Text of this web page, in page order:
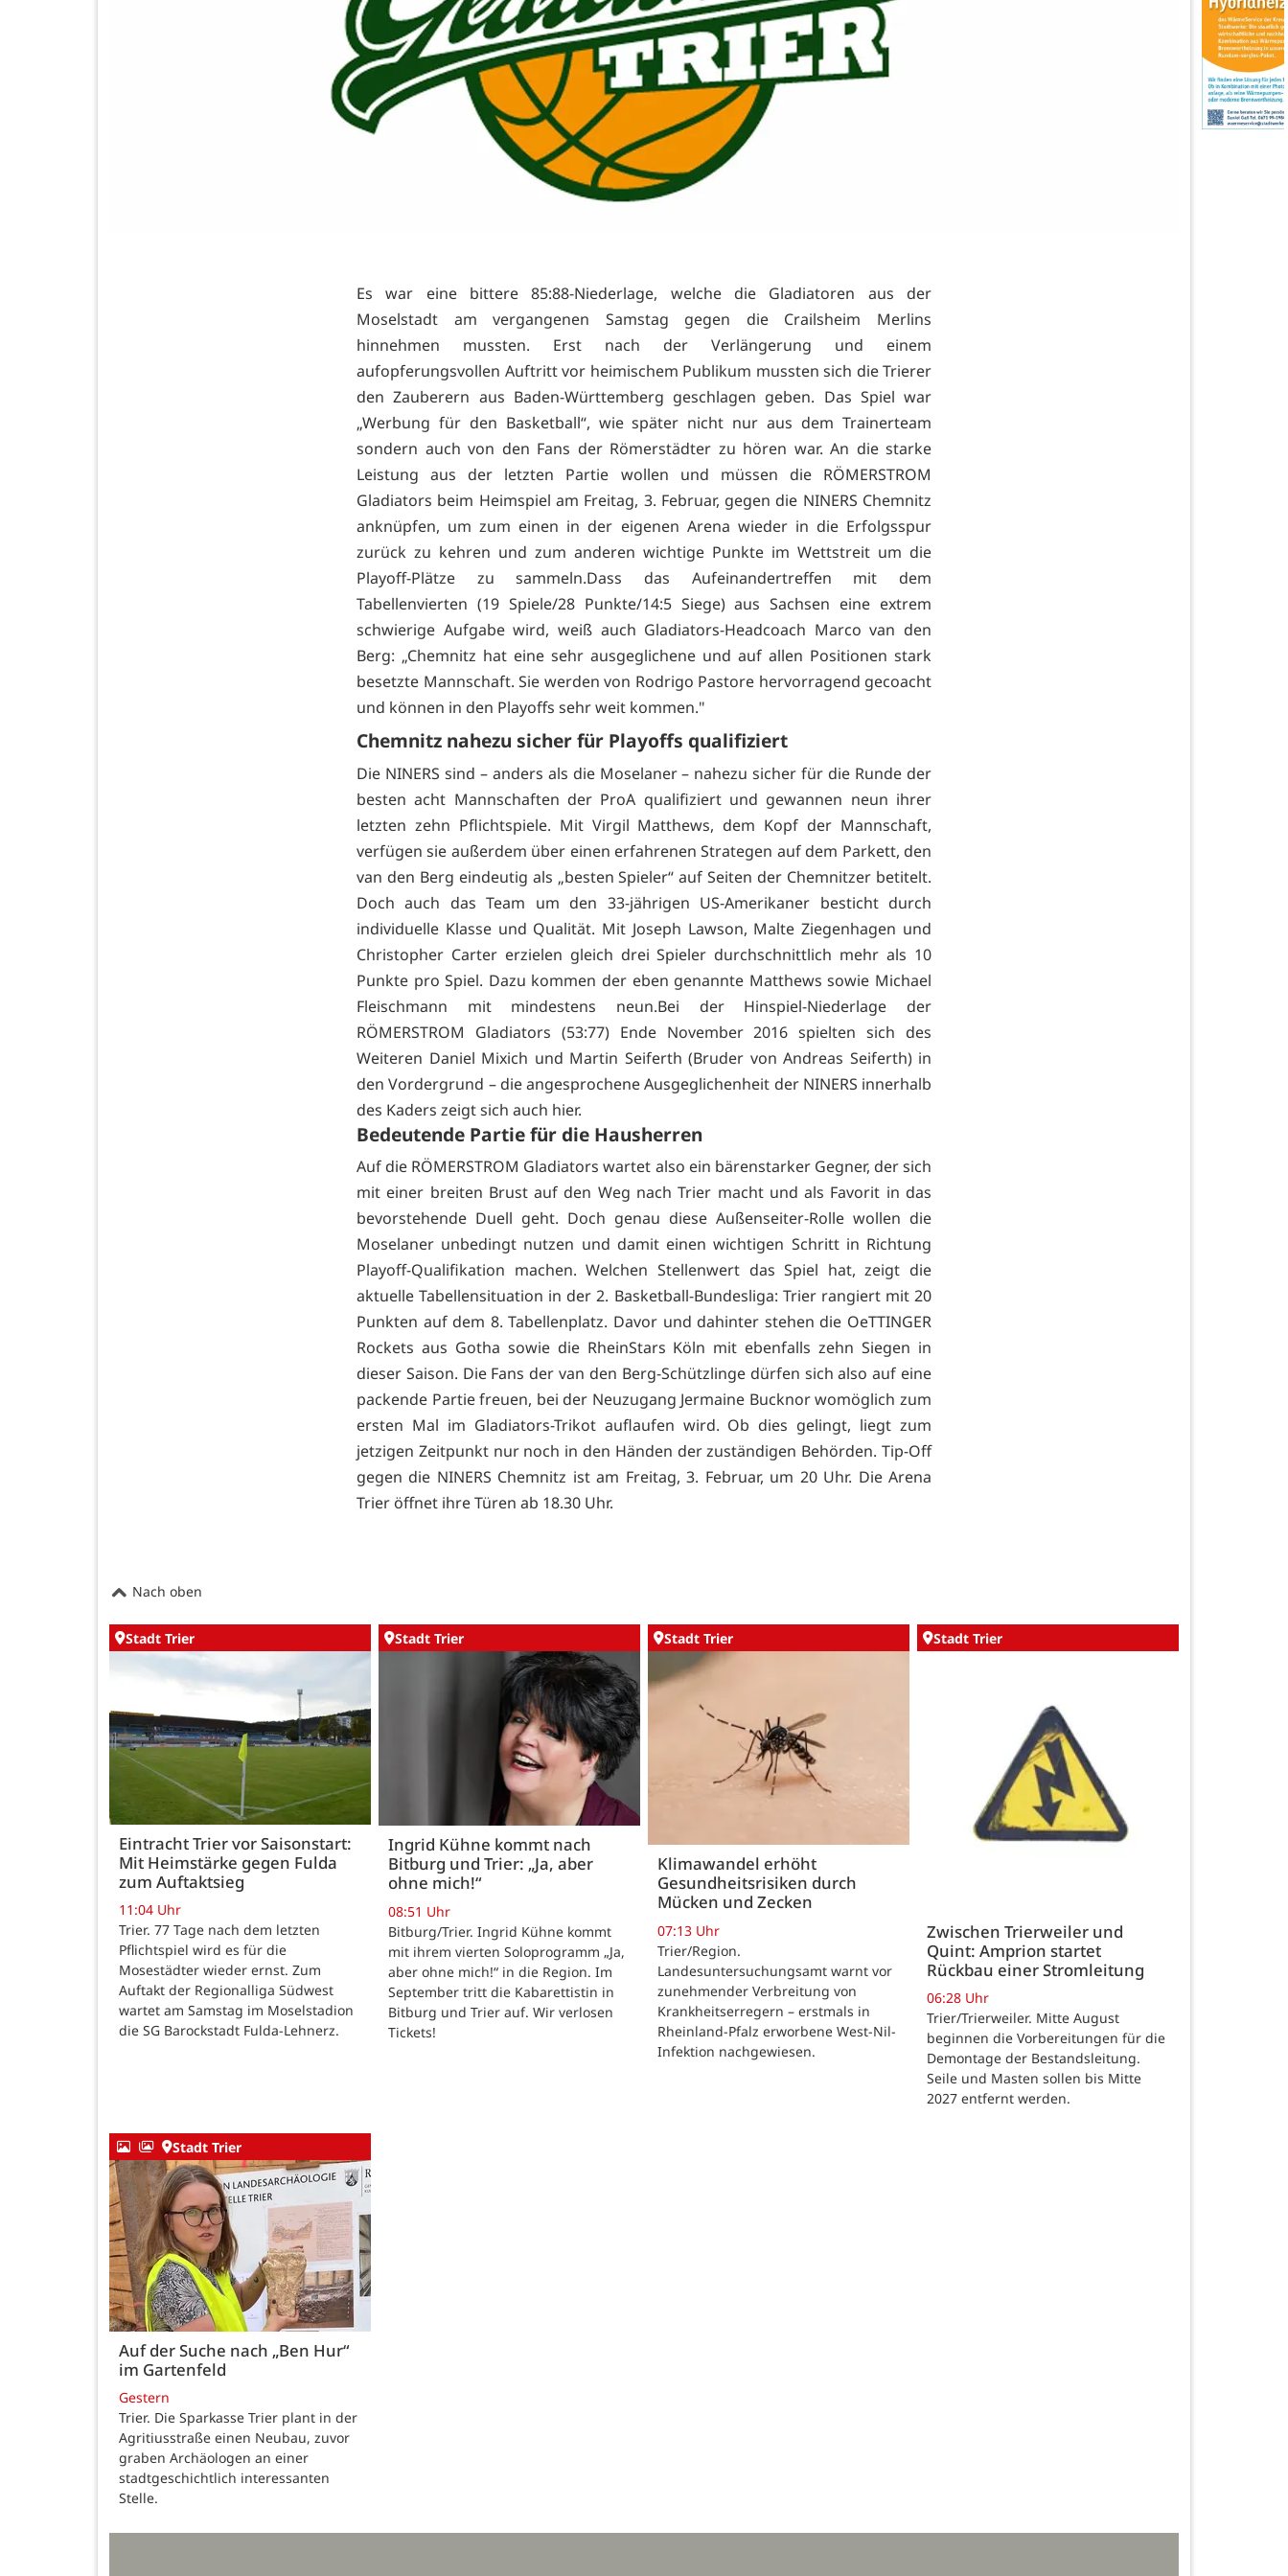
Es war eine bittere 85:88-Niederlage, welche die Gladiatoren aus der
Moselstadt am vergangenen Samstag gegen die Crailsheim Merlins
hinnehmen mussten. Erst nach der Verlängerung und einem
aufopferungsvollen Auftritt vor heimischem Publikum mussten sich die Trierer
den Zauberern aus Baden-Württemberg geschlagen geben. Das Spiel war
„Werbung für den Basketball“, wie später nicht nur aus dem Trainerteam
sondern auch von den Fans der Römerstädter zu hören war. An die starke
Leistung aus der letzten Partie wollen und müssen die RÖMERSTROM
Gladiators beim Heimspiel am Freitag, 3. Februar, gegen die NINERS Chemnitz
anknüpfen, um zum einen in der eigenen Arena wieder in die Erfolgsspur
zurück zu kehren und zum anderen wichtige Punkte im Wettstreit um die
Playoff-Plätze zu sammeln.Dass das Aufeinandertreffen mit dem
Tabellenvierten (19 Spiele/28 Punkte/14:5 Siege) aus Sachsen eine extrem
schwierige Aufgabe wird, weiß auch Gladiators-Headcoach Marco van den
Berg: „Chemnitz hat eine sehr ausgeglichene und auf allen Positionen stark
besetzte Mannschaft. Sie werden von Rodrigo Pastore hervorragend gecoacht
und können in den Playoffs sehr weit kommen."
Chemnitz nahezu sicher für Playoffs qualifiziert
Die NINERS sind – anders als die Moselaner – nahezu sicher für die Runde der
besten acht Mannschaften der ProA qualifiziert und gewannen neun ihrer
letzten zehn Pflichtspiele. Mit Virgil Matthews, dem Kopf der Mannschaft,
verfügen sie außerdem über einen erfahrenen Strategen auf dem Parkett, den
van den Berg eindeutig als „besten Spieler“ auf Seiten der Chemnitzer betitelt.
Doch auch das Team um den 33-jährigen US-Amerikaner besticht durch
individuelle Klasse und Qualität. Mit Joseph Lawson, Malte Ziegenhagen und
Christopher Carter erzielen gleich drei Spieler durchschnittlich mehr als 10
Punkte pro Spiel. Dazu kommen der eben genannte Matthews sowie Michael
Fleischmann mit mindestens neun.Bei der Hinspiel-Niederlage der
RÖMERSTROM Gladiators (53:77) Ende November 2016 spielten sich des
Weiteren Daniel Mixich und Martin Seiferth (Bruder von Andreas Seiferth) in
den Vordergrund – die angesprochene Ausgeglichenheit der NINERS innerhalb
des Kaders zeigt sich auch hier.
Bedeutende Partie für die Hausherren
Auf die RÖMERSTROM Gladiators wartet also ein bärenstarker Gegner, der sich
mit einer breiten Brust auf den Weg nach Trier macht und als Favorit in das
bevorstehende Duell geht. Doch genau diese Außenseiter-Rolle wollen die
Moselaner unbedingt nutzen und damit einen wichtigen Schritt in Richtung
Playoff-Qualifikation machen. Welchen Stellenwert das Spiel hat, zeigt die
aktuelle Tabellensituation in der 2. Basketball-Bundesliga: Trier rangiert mit 20
Punkten auf dem 8. Tabellenplatz. Davor und dahinter stehen die OeTTINGER
Rockets aus Gotha sowie die RheinStars Köln mit ebenfalls zehn Siegen in
dieser Saison. Die Fans der van den Berg-Schützlinge dürfen sich also auf eine
packende Partie freuen, bei der Neuzugang Jermaine Bucknor womöglich zum
ersten Mal im Gladiators-Trikot auflaufen wird. Ob dies gelingt, liegt zum
jetzigen Zeitpunkt nur noch in den Händen der zuständigen Behörden. Tip-Off
gegen die NINERS Chemnitz ist am Freitag, 3. Februar, um 20 Uhr. Die Arena
Trier öffnet ihre Türen ab 18.30 Uhr.
Nach oben
Stadt Trier
Eintracht Trier vor Saisonstart:
Mit Heimstärke gegen Fulda
zum Auftaktsieg
11:04 Uhr
Trier. 77 Tage nach dem letzten
Pflichtspiel wird es für die
Mosestädter wieder ernst. Zum
Auftakt der Regionalliga Südwest
wartet am Samstag im Moselstadion
die SG Barockstadt Fulda-Lehnerz.
Stadt Trier
Ingrid Kühne kommt nach
Bitburg und Trier: „Ja, aber
ohne mich!“
08:51 Uhr
Bitburg/Trier. Ingrid Kühne kommt
mit ihrem vierten Soloprogramm „Ja,
aber ohne mich!“ in die Region. Im
September tritt die Kabarettistin in
Bitburg und Trier auf. Wir verlosen
Tickets!
Stadt Trier
Klimawandel erhöht
Gesundheitsrisiken durch
Mücken und Zecken
07:13 Uhr
Trier/Region.
Landesuntersuchungsamt warnt vor
zunehmender Verbreitung von
Krankheitserregern – erstmals in
Rheinland-Pfalz erworbene West-Nil-
Infektion nachgewiesen.
Stadt Trier
Zwischen Trierweiler und
Quint: Amprion startet
Rückbau einer Stromleitung
06:28 Uhr
Trier/Trierweiler. Mitte August
beginnen die Vorbereitungen für die
Demontage der Bestandsleitung.
Seile und Masten sollen bis Mitte
2027 entfernt werden.
Stadt Trier
Auf der Suche nach „Ben Hur“
im Gartenfeld
Gestern
Trier. Die Sparkasse Trier plant in der
Agritiusstraße einen Neubau, zuvor
graben Archäologen an einer
stadtgeschichtlich interessanten
Stelle.